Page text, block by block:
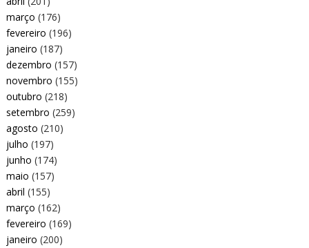
março (176)
fevereiro (196)
janeiro (187)
dezembro (157)
novembro (155)
outubro (218)
setembro (259)
agosto (210)
julho (197)
junho (174)
maio (157)
abril (155)
março (162)
fevereiro (169)
janeiro (200)